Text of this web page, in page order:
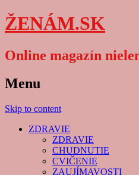
ŽENÁM.SK
Online magazín
Menu
Skip to content
ZDRAVIE
ZDRAVIE
CHUDNUTIE
CVIČENIE
ZAUJÍMAVOSTI